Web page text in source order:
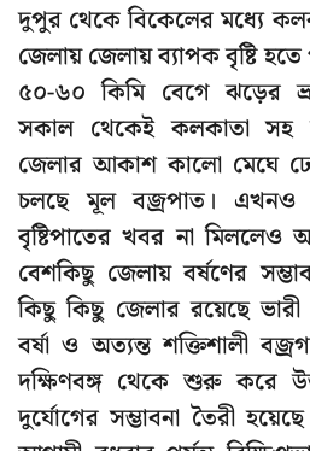
দুপুর থেকে বিকেলের মধ্যে
জেলায় জেলায় ব্যাপক বৃষ্টি হতে
৫০-৬০ কিমি বেগে ঝড়ের
সকাল থেকেই কলকাতা সহ
জেলার আকাশ কালো মেঘে
চলছে মূল বজ্রপাত।
বৃষ্টিপাতের খবর না মিললেও
বেশকিছু জেলায় বর্ষণের
কিছু কিছু জেলার রয়েছে ভারী
বর্ষা ও অত্যন্ত শক্তিশালী
দক্ষিণবঙ্গ থেকে শুরু করে
দুর্যোগের সম্ভাবনা তৈরী